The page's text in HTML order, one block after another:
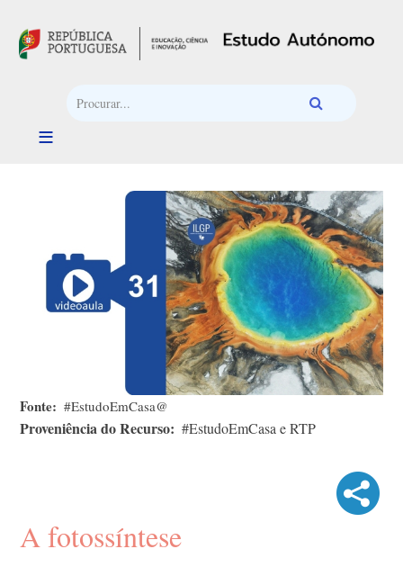
Fonte #EstudoEmCasa@
Proveniência do Recurso #EstudoEmCasa e RTP
A fotossíntese